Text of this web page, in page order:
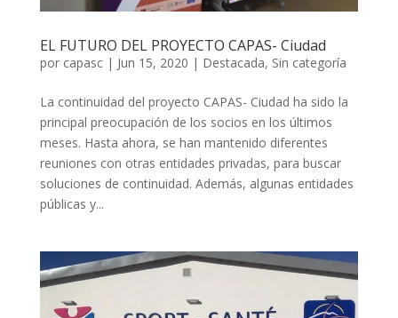
EL FUTURO DEL PROYECTO CAPAS- Ciudad
por capasc| Jun 15, 2020 | Destacada, Sin categoría
La continuidad del proyecto CAPAS- Ciudad ha sido la
principal preocupación de los socios en los últimos
meses. Hasta ahora, se han mantenido diferentes
reuniones con otras entidades privadas, para buscar
soluciones de continuidad. Además, algunas entidades
públicas y...